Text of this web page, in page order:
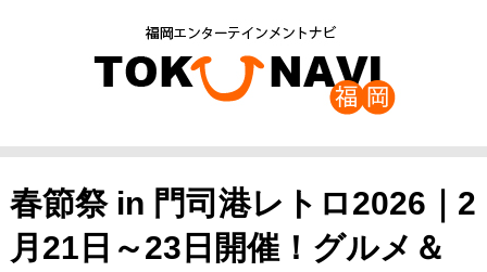
春節祭 in 門司港レトロ2026｜2
月21日～23日開催！グルメ＆